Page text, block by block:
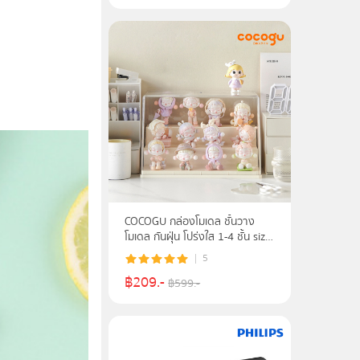
COCOGU กล่องโมเดล ชั้นวาง
โมเดล กันฝุ่น โปร่งใส 1-4 ชั้น size
S, M, L
5
฿209.-฿599.-